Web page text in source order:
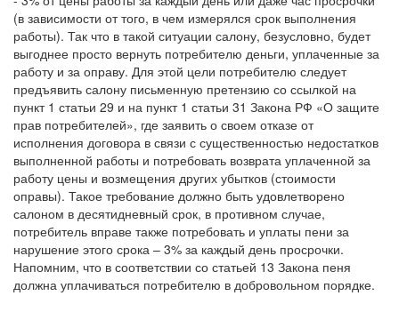
(в зависимости от того, в чем измерялся срок выполнения
работы). Так что в такой ситуации салону, безусловно, будет
выгоднее просто вернуть потребителю деньги, уплаченные за
работу и за оправу. Для этой цели потребителю следует
предъявить салону письменную претензию со ссылкой на
пункт 1 статьи 29 и на пункт 1 статьи 31 Закона РФ «О защите
прав потребителей», где заявить о своем отказе от
исполнения договора в связи с существенностью недостатков
выполненной работы и потребовать возврата уплаченной за
работу цены и возмещения других убытков (стоимости
оправы). Такое требование должно быть удовлетворено
салоном в десятидневный срок, в противном случае,
потребитель вправе также потребовать и уплаты пени за
нарушение этого срока – 3% за каждый день просрочки.
Напомним, что в соответствии со статьей 13 Закона пеня
должна уплачиваться потребителю в добровольном порядке.